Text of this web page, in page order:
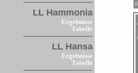
LL Hammonia
Ergebnisse
Tabelle
LL Hansa
Ergebnisse
Tabelle